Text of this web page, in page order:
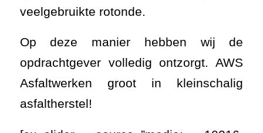
veelgebruikte rotonde.
Op deze manier hebben wij de
opdrachtgever volledig ontzorgt. AWS
Asfaltwerken groot in kleinschalig
asfaltherstel!